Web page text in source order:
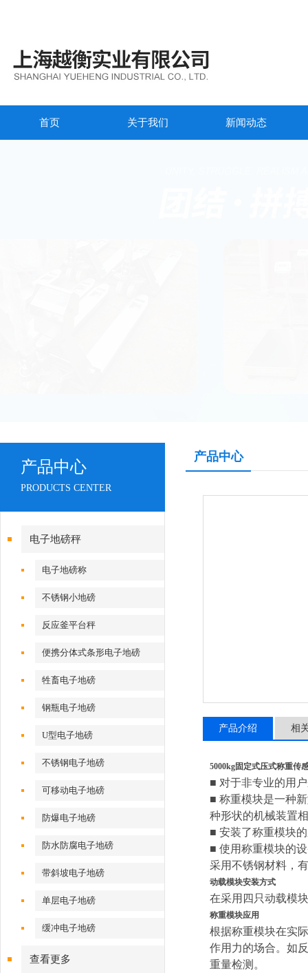
首页 关于我们 新闻动态
产品中心
PRODUCTS CENTER
电子地磅秤
电子地磅称
不锈钢小地磅
反应釜平台秤
便携分体式条形电子地磅
牲畜电子地磅
钢瓶电子地磅
U型电子地磅
不锈钢电子地磅
可移动电子地磅
防爆电子地磅
防水防腐电子地磅
带斜坡电子地磅
单层电子地磅
缓冲电子地磅
查看更多
产品中心
产品介绍 相
5000kg固定式压式称重传
■ 对于非专业的用
■ 称重模块是一种
种形状的机械装置
■ 安装了称重模块
■ 使用称重模块的
采用不锈钢材料，
动载模块安装方式
在采用四只动载模
称重模块应用
根据称重模块在实
作用力的场合。如
重量检测。